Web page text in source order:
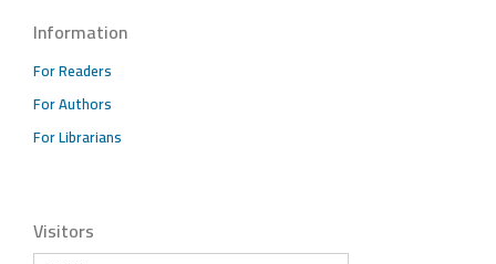
Information
For Readers
For Authors
For Librarians
Visitors